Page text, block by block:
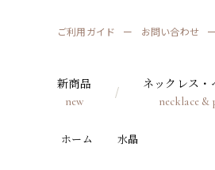
ご利用ガイド お問い合わせ
新商品
new
ネックレス・
necklace &
ホーム 水晶